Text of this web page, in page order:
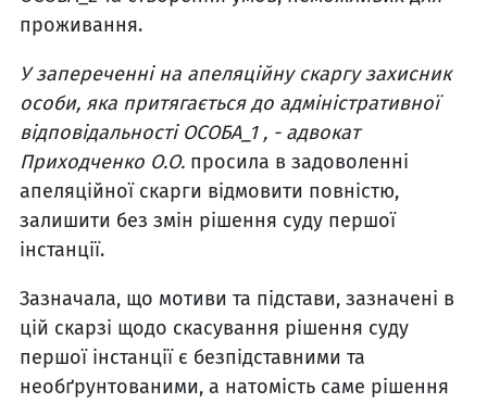
проживання.
У запереченні на апеляційну скаргу захисник
особи, яка притягається до адміністративної
відповідальності ОСОБА_1 , - адвокат
Приходченко О.О. просила в задоволенні
апеляційної скарги відмовити повністю,
залишити без змін рішення суду першої
інстанції.
Зазначала, що мотиви та підстави, зазначені в
цій скарзі щодо скасування рішення суду
першої інстанції є безпідставними та
необґрунтованими, а натомість саме рішення